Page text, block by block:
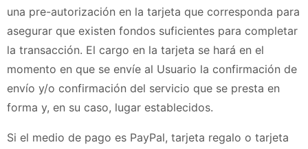
una pre-autorización en la tarjeta que corresponda para
asegurar que existen fondos suficientes para completar
la transacción. El cargo en la tarjeta se hará en el
momento en que se envíe al Usuario la confirmación de
envío y/o confirmación del servicio que se presta en
forma y, en su caso, lugar establecidos.
Si el medio de pago es PayPal, tarjeta regalo o tarjeta